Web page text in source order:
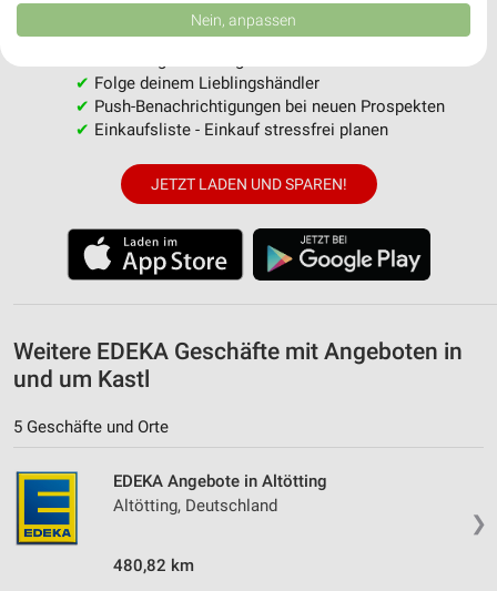
weekli App für iOS & Android.
✔ Folge deinem Lieblingshändler
✔ Push-Benachrichtigungen bei neuen Prospekten
✔ Einkaufsliste - Einkauf stressfrei planen
JETZT LADEN UND SPAREN!
Weitere EDEKA Geschäfte mit Angeboten in
und um Kastl
5 Geschäfte und Orte
❯
EDEKA Angebote in Altötting
Altötting, Deutschland
480,82 km
Daten können außerhalb der Europäischen Union weitergegeben und in die
Website/App.
Partnerliste anzeigen (1 IAB-Anbieter)
Wir nutzen Ihre Daten für folgende Zwecke:
Speichern von oder Zugriff auf Informationen
auf einem Endgerät
Verwendung reduzierter Daten zur Auswahl von
Werbeanzeigen
Werbung
Verwendung von Profilen zur Auswahl
Verwendung von Profilen zur Auswahl
personalisierter Inhalte
Messung der Werbeleistung
Nein, anpassen